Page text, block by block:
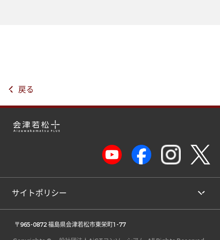
戻る
サイトポリシー
〒965-0872 福島県会津若松市東栄町1-77